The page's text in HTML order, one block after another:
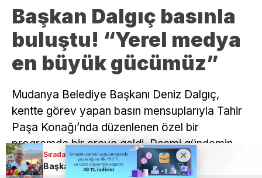
Sıradaki Haber
Başkan Dalgıç basınla buluştu! “Yerel medya en büyük gücümüz”
Başkan Dalgıç basınla
buluştu! “Yerel medya
en büyük gücümüz”
Mudanya Belediye Başkanı Deniz Dalgıç,
kentte görev yapan basın mensuplarıyla Tahir
Paşa Konağı’nda düzenlenen özel bir
programda bir araya geldi. Resmi gündemin
dışında, daha samimi bir atmosferde